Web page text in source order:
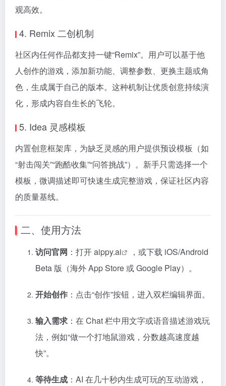
观高效。
4. Remix 二创机制
社区内任何作品都支持一键“Remix”。用户可以基于他
人创作的游戏，添加新功能、调整参数、更换主题或角
色，生成属于自己的版本。这种机制让优质创意持续演
化，形成内容自生长的飞轮。
5. Idea 灵感模板
内置创意框架库，为缺乏灵感的用户提供预设模板（如
“射击闯关”“跑酷收集”“问答挑战”）。新手只需选择一个
模板，微调描述即可快速生成完整游戏，保证社区内容
的质量基线。
二、使用方法
访问官网 ：打开aippy.ai
，或下载 iOS/Android
Beta 版（海外 App Store 或 Google Play）。
开始创作 ：点击“创作”按钮，进入双栏编辑界面。
输入需求 ：在 Chat 栏中用文字或语音描述游戏玩
法，例如“做一个打地鼠游戏，分数越高速度越
快”。
等待生成 ：AI 在几十秒内生成可玩的互动游戏，